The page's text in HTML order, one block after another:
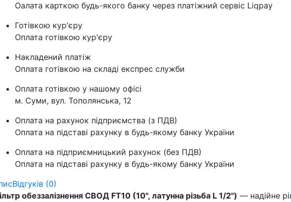
Оалата карткою будь-якого банку через платіжний сервіс Liqpay
Готівкою кур'єру
Оплата готівкою кур'єру
Накладений платіж
Оплата готівкою на складі експрес служби
Оплата готівкою у нашому офісі
м. Суми, вул. Тополянська, 12
Оплата на рахунок підприємства (з ПДВ)
Оплата на підставі рахунку в будь-якому банку України
Оплата на підприємницький рахунок (без ПДВ)
Оплата на підставі рахунку в будь-якому банку України
Відгуків (0)
обеззалізнення СВОД FT10 (10", латунна різьба L 1/2") — надійне